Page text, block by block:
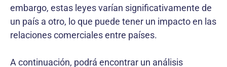
embargo, estas leyes varían significativamente de
un país a otro, lo que puede tener un impacto en las
relaciones comerciales entre países.
A continuación, podrá encontrar un análisis